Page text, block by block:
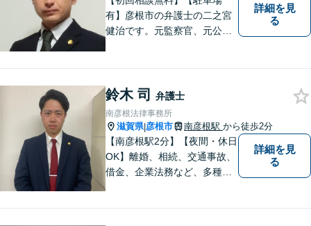
有】彦根市の弁護士の二之宮
健治です。元監察官、元公務
詳細を見
る
鈴木 司 弁護士
南彦根法律事務所
滋賀県|彦根市 南彦根駅 から徒歩2分
【南彦根駅2分】【夜間・休日
OK】離婚、相続、交通事故、
借金、企業法務など、多種多
詳細を見
る